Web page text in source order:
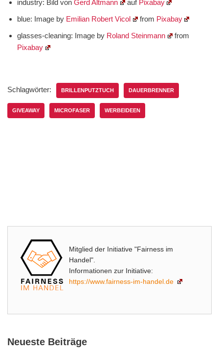
industry: Bild von Gerd Altmann auf Pixabay
blue: Image by Emilian Robert Vicol from Pixabay
glasses-cleaning: Image by Roland Steinmann
from
Pixabay
Schlagwörter: BRILLENPUTZTUCH DAUERBRENNER
GIVEAWAY MICROFASER WERBEIDEEN
Mitglied der Initiative "Fairness im
Handel".
Informationen zur Initiative:
https://www.fairness-im-handel.de
Neueste Beiträge